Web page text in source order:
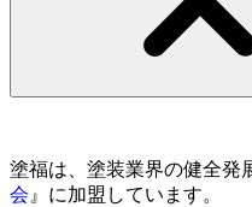
塗福は、塗装業界の健全発
会 』に加盟しています。